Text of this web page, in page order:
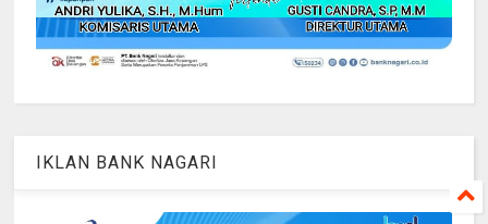
IKLAN BANK NAGARI